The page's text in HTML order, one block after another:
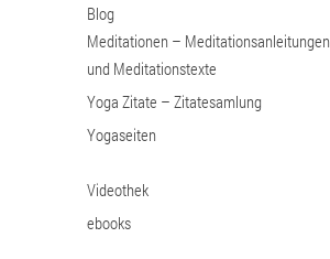
Blog
Meditationen – Meditationsanleitungen
und Meditationstexte
Yoga Zitate – Zitatesamlung
Yogaseiten
Videothek
ebooks